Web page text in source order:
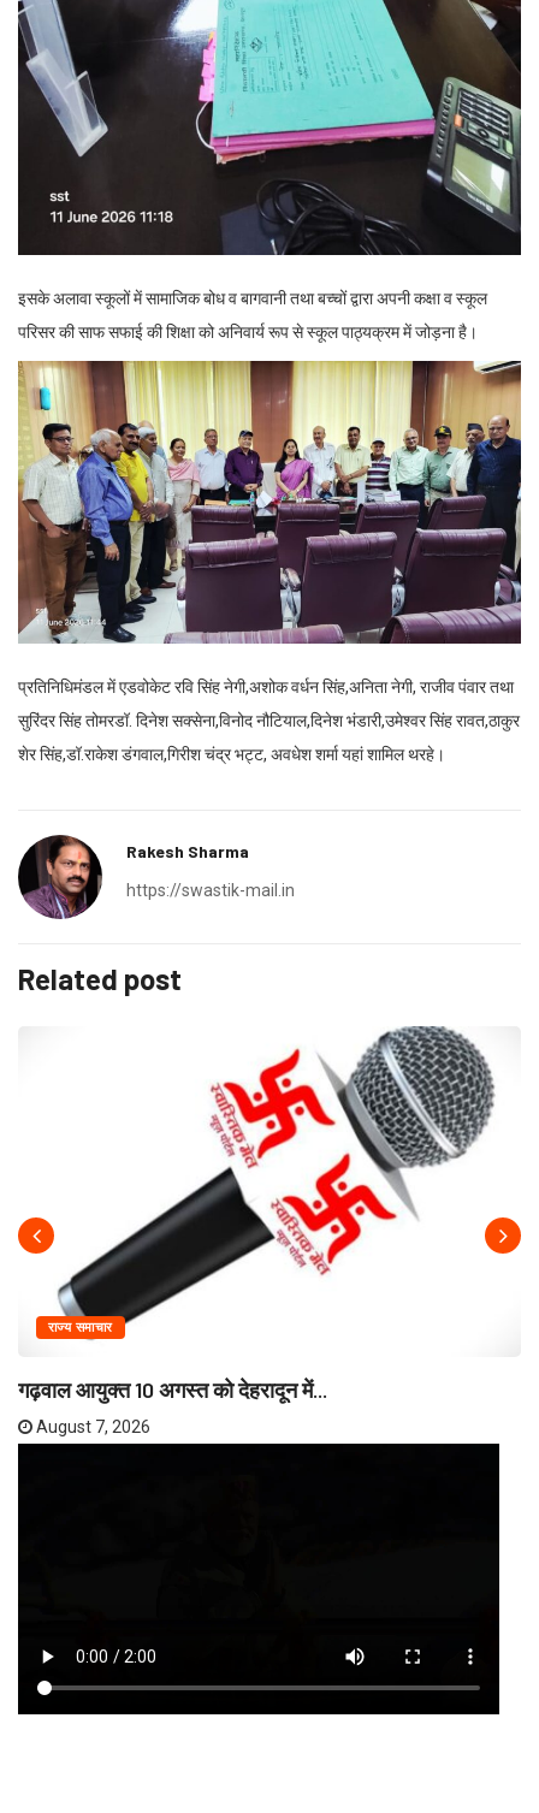
इसके अलावा स्कूलों में सामाजिक बोध व बागवानी तथा बच्चों द्वारा अपनी कक्षा व स्कूल
परिसर की साफ सफाई की शिक्षा को अनिवार्य रूप से स्कूल पाठ्यक्रम में जोड़ना है।
प्रतिनिधिमंडल में एडवोकेट रवि सिंह नेगी,अशोक वर्धन सिंह,अनिता नेगी, राजीव पंवार तथा
सुरिंदर सिंह तोमरडॉ. दिनेश सक्सेना,विनोद नौटियाल,दिनेश भंडारी,उमेश्वर सिंह रावत,ठाकुर
शेर सिंह,डॉ.राकेश डंगवाल,गिरीश चंद्र भट्ट, अवधेश शर्मा यहां शामिल थरहे।
Rakesh Sharma
https://swastik-mail.in
Related post
राज्य समाचार
गढ़वाल आयुक्त 10 अगस्त को देहरादून में...
August 7, 2026